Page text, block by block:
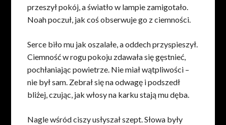
przeszył pokój, a światło w lampie zamigotało.
Noah poczuł, jak coś obserwuje go z ciemności.
Serce biło mu jak oszalałe, a oddech przyspieszył.
Ciemność w rogu pokoju zdawała się gęstnieć,
pochłaniając powietrze. Nie miał wątpliwości –
nie był sam. Zebrał się na odwagę i podszedł
bliżej, czując, jak włosy na karku stają mu dęba.
Nagle wśród ciszy usłyszał szept. Słowa były